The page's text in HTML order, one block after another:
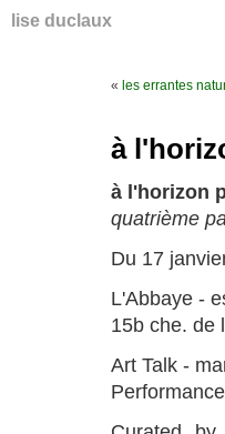
lise duclaux
« les errantes
à
à l'horizon
quatrième
Du 17
L'Abbaye -
15b che. de
Art Talk -